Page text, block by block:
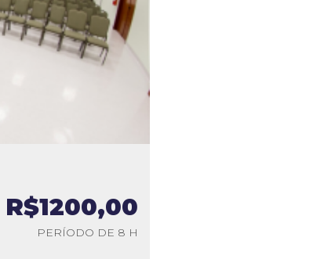
R$1200,00
PERÍODO DE 8 H